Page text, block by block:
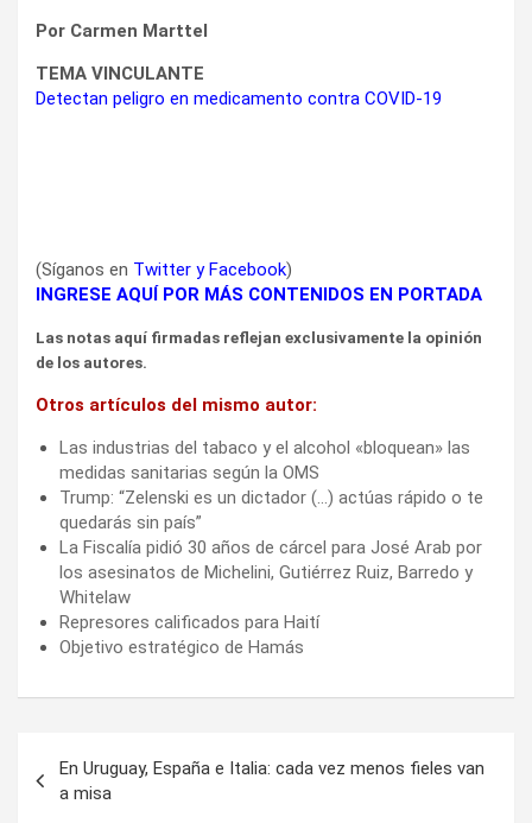
Por Carmen Marttel
TEMA VINCULANTE
Detectan peligro en medicamento contra COVID-19
(Síganos en Twitter yFacebook)
INGRESE AQUÍ POR MÁS CONTENIDOS EN PORTADA
Las notas aquí firmadas reflejan exclusivamente la opinión
de los autores.
Otros artículos del mismo autor:
Las industrias del tabaco y el alcohol «bloquean» las
medidas sanitarias según la OMS
Trump: “Zelenski es un dictador (…) actúas rápido o te
quedarás sin país”
La Fiscalía pidió 30 años de cárcel para José Arab por
los asesinatos de Michelini, Gutiérrez Ruiz, Barredo y
Whitelaw
Represores calificados para Haití
Objetivo estratégico de Hamás
de
En Uruguay, España e Italia: cada vez menos fieles van
a misa